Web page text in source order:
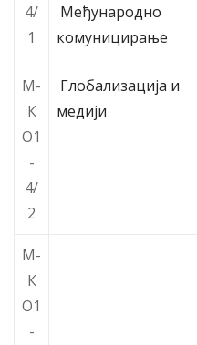
4/
1
М-
К
О1
-
4/
2
Међународно
комуницирање
Глобализација и
медији
М-
К
О1
-